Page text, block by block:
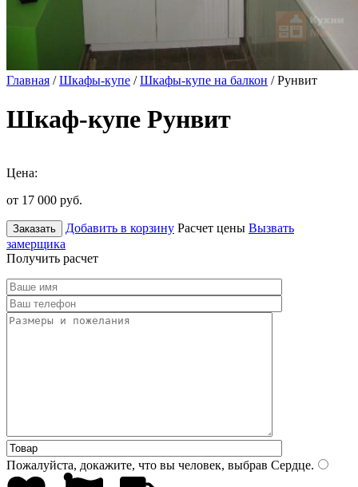
Главная /Шкафы-купе /Шкафы-купе на балкон / Рунвит
Шкаф-купе Рунвит
Цена:
от 17 000 руб.
Заказать Добавить в корзину Расчет цены Вызвать
замерщика
Получить расчет
Пожалуйста, докажите, что вы человек, выбрав Сердце.